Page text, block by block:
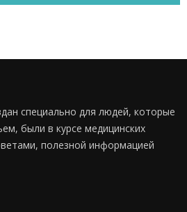
специально для людей, которые
были в курсе медицинских
полезной информацией